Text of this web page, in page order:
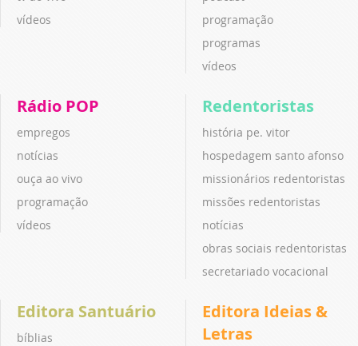
vídeos
programação
programas
vídeos
Rádio POP
empregos
notícias
ouça ao vivo
programação
vídeos
Redentoristas
história pe. vitor
hospedagem santo afonso
missionários redentoristas
missões redentoristas
notícias
obras sociais redentoristas
secretariado vocacional
Editora Santuário
bíblias
Editora Ideias &
Letras